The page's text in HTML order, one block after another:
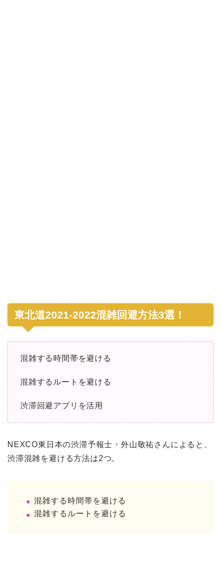
東北道2021-2022混雑回避方法3選！
混雑する時間帯を避ける
混雑するルートを避ける
渋滞回避アプリを活用
NEXCO東日本の渋滞予報士・外山敬祐さんによると、
渋滞混雑を避ける方法は2つ。
混雑する時間帯を避ける
混雑するルートを避ける